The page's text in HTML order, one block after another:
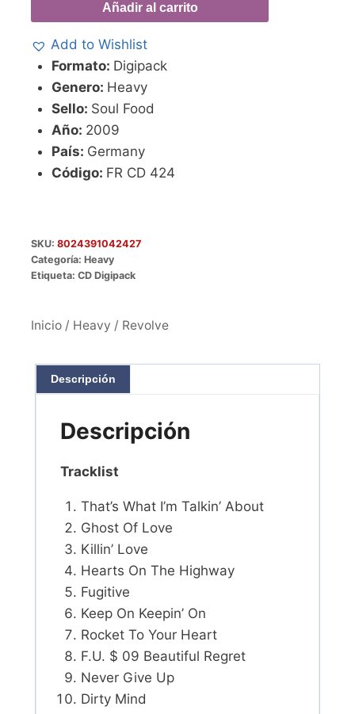
Añadir al carrito
Add to Wishlist
Formato: Digipack
Genero: Heavy
Sello: Soul Food
Año: 2009
País: Germany
Código: FR CD 424
SKU: 8024391042427
Categoría: Heavy
Etiqueta: CD Digipack
Inicio / Heavy / Revolve
Descripción
Descripción
Tracklist
That’s What I’m Talkin’ About
Ghost Of Love
Killin’ Love
Hearts On The Highway
Fugitive
Keep On Keepin’ On
Rocket To Your Heart
F.U. $ 09 Beautiful Regret
Never Give Up
Dirty Mind